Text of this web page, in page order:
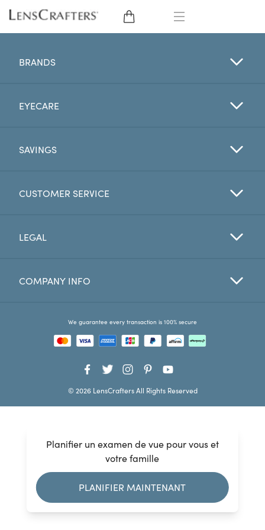
CONTACT LENSES
BRANDS
EYE EXAM
Favorites
Planifier un examen de vue pour vous et
votre famille
PLANIFIER MAINTENANT
BRANDS
EYECARE
SAVINGS
CUSTOMER SERVICE
LEGAL
COMPANY INFO
We guarantee every transaction is 100% secure
© 2026 LensCrafters All Rights Reserved